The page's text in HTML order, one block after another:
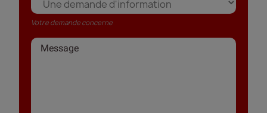
Votre demande concerne